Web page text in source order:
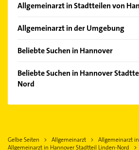
Allgemeinarzt in Stadtteilen von
Ahlem
Badenstedt
Bothfeld
Groß Buchholz
Kleefeld
Allgemeinarzt in der Umgebung
Hemmingen Hannover
Langenhagen
Seelze
Isernhagen
Beliebte Suchen in Hannover
Phoniatrie
Logopädie
Zahnarzt
Beliebte Suchen in Hannover
Nord
Putzfrau
Gelbe Seiten Allgemeinarzt
Allgemeinarzt
Allgemeinarzt in Hannover Stadtteil Linden-Nord